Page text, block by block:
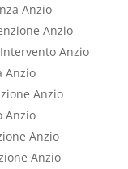
Anzio
Anzio
Anzio
Anzio
Anzio
Anzio
Anzio
Anzio